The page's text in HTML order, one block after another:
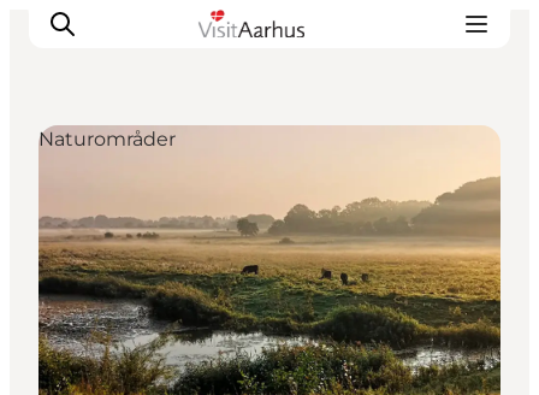
Kalender
Byer og steder
Planlæg ferien
Transport
Naturområder